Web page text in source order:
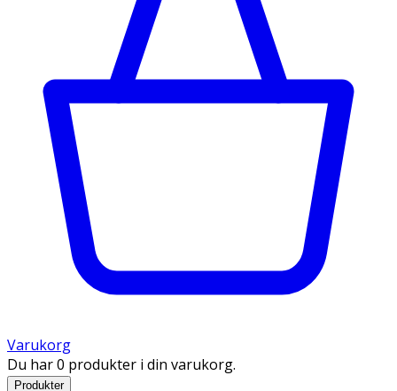
Varukorg
Du har 0 produkter i din varukorg.
Produkter